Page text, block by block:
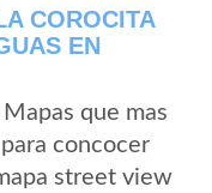
COROCITA
EN
que mas
concocer
street view